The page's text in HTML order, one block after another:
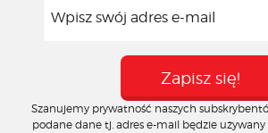
Szanujemy prywatność naszych
podane dane tj. adres e-mail będzie używany